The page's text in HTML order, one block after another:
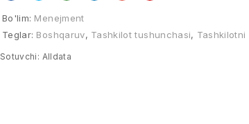
Bo'lim: Menejment
Teglar: Boshqaruv, Tashkilot tushunchasi,
Sotuvchi: Alldata